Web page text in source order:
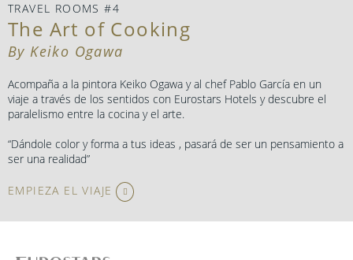
TRAVEL ROOMS #4
The Art of Cooking
By Keiko Ogawa
Acompaña a la pintora Keiko Ogawa y al chef Pablo García en un
viaje a través de los sentidos con Eurostars Hotels y descubre el
paralelismo entre la cocina y el arte.
“Dándole color y forma a tus ideas , pasará de ser un pensamiento a
ser una realidad”
EMPIEZA EL VIAJE